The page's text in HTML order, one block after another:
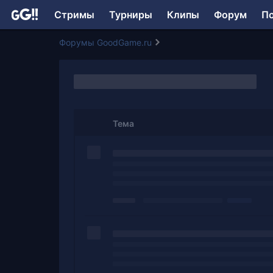
Стримы Турниры Клипы Форум
Форумы GoodGame.ru
Тема